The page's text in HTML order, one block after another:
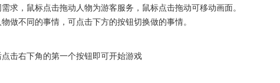
求，鼠标点击拖动人物为游客服务，鼠标点击拖动可移动画面。
做不同的事情，可点击下方的按钮切换做的事情。
击右下角的第一个按钮即可开始游戏